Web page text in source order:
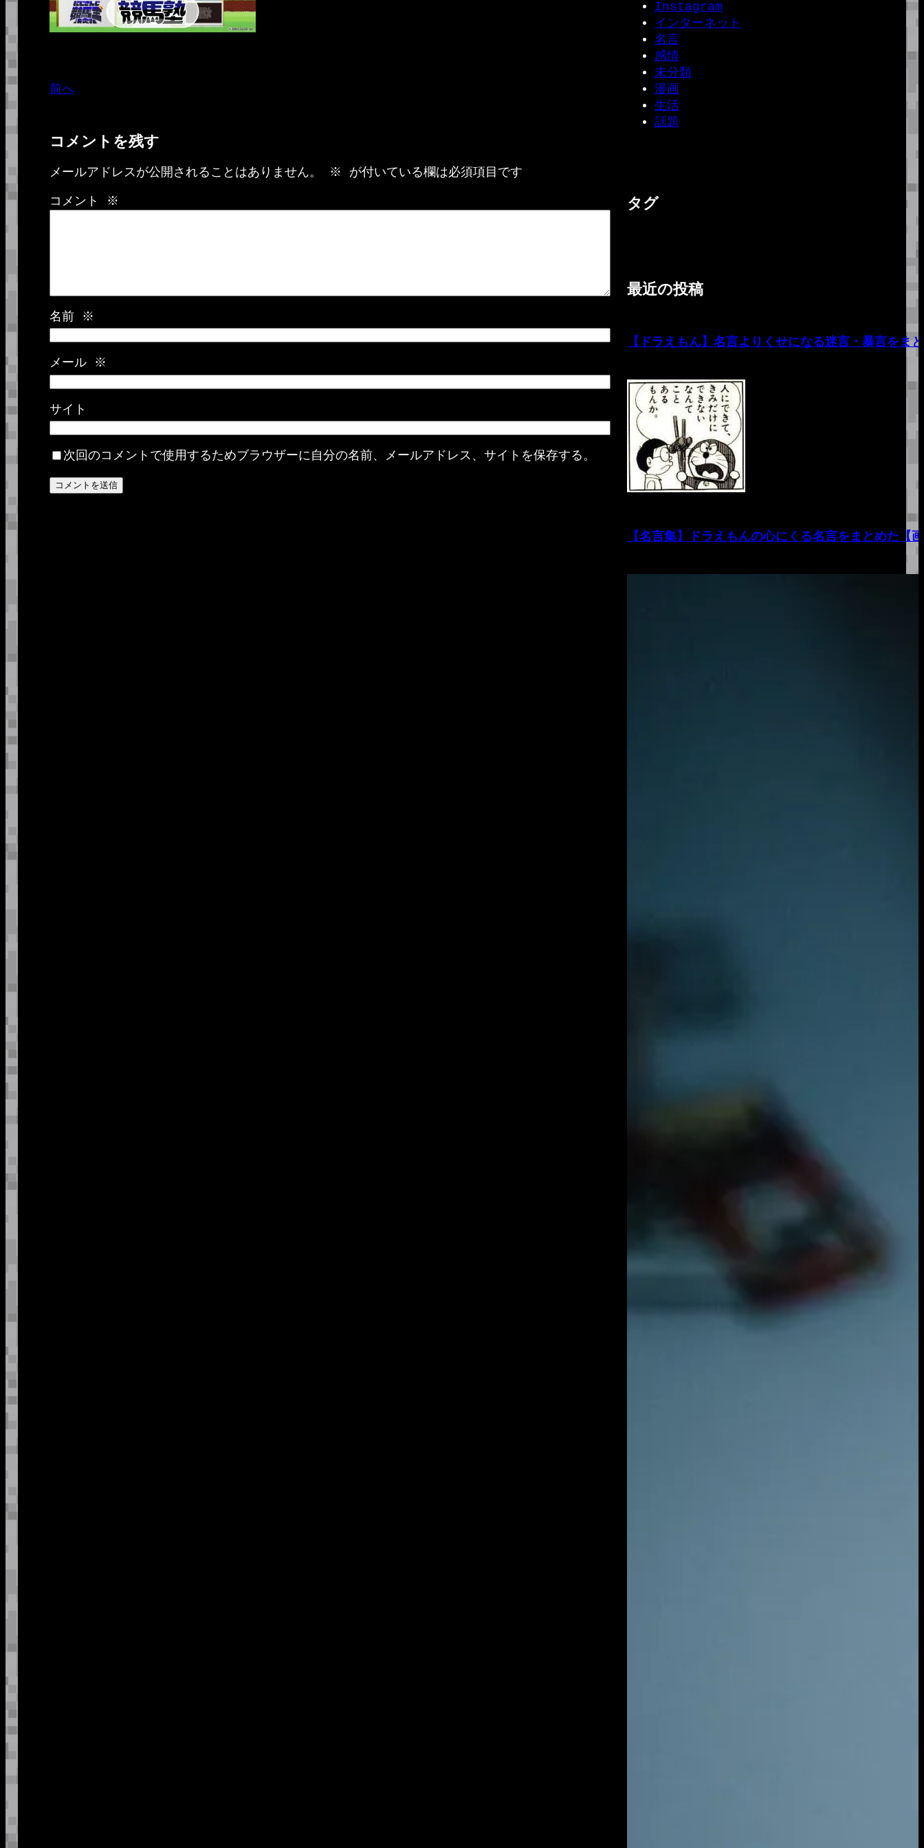
前へ
コメントを残す
メールアドレスが公開されることはありません。 ※ が付いている欄は必須項目です
コメント ※
名前 ※
メール ※
サイト
次回のコメントで使用するためブラウザーに自分の名前、メールアドレス、サイトを保存する。
Instagram
インターネット
名言
感情
未分類
漫画
生活
話題
タグ
最近の投稿
【ドラえもん】名言よりくせになる迷言・暴言をま
【名言集】ドラえもんの心にくる名言をまとめた【